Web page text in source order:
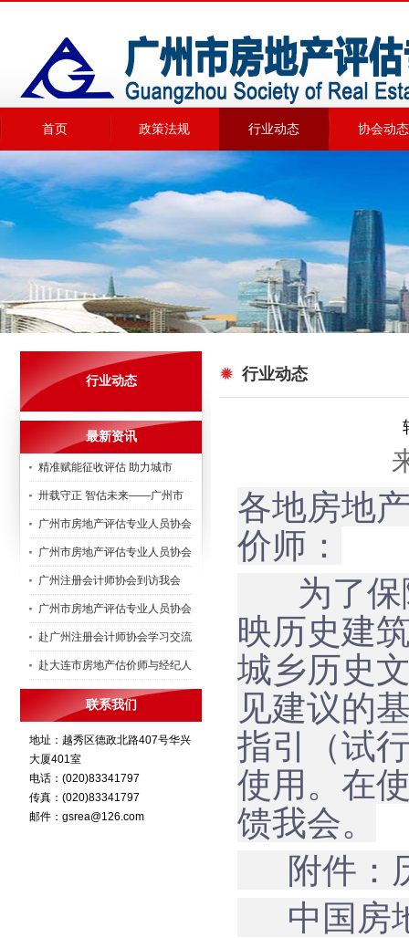
首页 政策法规 行业动态 协会动态
行业动态
最新资讯
精准赋能征收评估 助力城市
卅载守正 智估未来——广州市
广州市房地产评估专业人员协会
广州市房地产评估专业人员协会
广州注册会计师协会到访我会
广州市房地产评估专业人员协会
赴广州注册会计师协会学习交流
赴大连市房地产估价师与经纪人
联系我们
地址：越秀区德政北路407号华兴
大厦401室
电话：(020)83341797
传真：(020)83341797
邮件：gsrea@126.com
行业动态
各地房地
价师：
为了保
映历史建
城乡历史
见建议的
指引（试
使用。在
馈我会。
附件：
中国房